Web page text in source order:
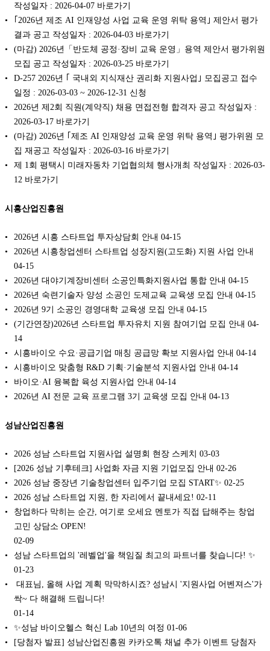
작성일자 : 2026-04-07 바로가기
｢2026년 제조 AI 인재양성 사업 교육 운영 위탁 용역｣ 제안서 평가
결과 공고 작성일자 : 2026-04-03 바로가기
(마감) 2026년「반도체 공정·장비 교육 운영」용역 제안서 평가위원
모집 공고 작성일자 : 2026-03-25 바로가기
D-257 2026년 ｢ 국내외 지식재산 권리화 지원사업｣ 모집공고 접수
일정 : 2026-03-03 ~ 2026-12-31 신청
2026년 제2회 직원(계약직) 채용 면접전형 합격자 공고 작성일자 :
2026-03-17 바로가기
(마감) 2026년 ｢제조 AI 인재양성 교육 운영 위탁 용역｣ 평가위원 모
집 재공고 작성일자 : 2026-03-16 바로가기
제 1회 평택시 미래자동차 기업협의체 행사개최 작성일자 : 2026-03-
12 바로가기
시흥산업진흥원
2026년 시흥 스타트업 투자상담회 안내 04-15
2026년 시흥창업센터 스타트업 성장지원(고도화) 지원 사업 안내
04-15
2026년 대야기계장비센터 소공인특화지원사업 통합 안내 04-15
2026년 숙련기술자 양성 소공인 도제교육 교육생 모집 안내 04-15
2026년 9기 소공인 경영대학 교육생 모집 안내 04-15
(기간연장)2026년 스타트업 투자유치 지원 참여기업 모집 안내 04-
14
시흥바이오 수요·공급기업 매칭 공급망 확보 지원사업 안내 04-14
시흥바이오 맞춤형 R&D 기획·기술분석 지원사업 안내 04-14
바이오·AI 융복합 육성 지원사업 안내 04-14
2026년 AI 전문 교육 프로그램 3기 교육생 모집 안내 04-13
성남산업진흥원
2026 성남 스타트업 지원사업 설명회 현장 스케치 03-03
[2026 성남 기후테크] 사업화 자금 지원 기업모집 안내 02-26
2026 성남 중장년 기술창업센터 입주기업 모집 START✨ 02-25
2026 성남 스타트업 지원, 한 자리에서 끝내세요! 02-11
창업하다 막히는 순간, 여기로 오세요 멘토가 직접 답해주는 창업
고민 상담소 OPEN!
02-09
성남 스타트업의 '레벨업'을 책임질 최고의 파트너를 찾습니다! ✨
01-23
️ 대표님, 올해 사업 계획 막막하시죠? 성남시 '지원사업 어벤져스'가
싹~ 다 해결해 드립니다!
01-14
✨성남 바이오헬스 혁신 Lab 10년의 여정 01-06
[당첨자 발표] 성남산업진흥원 카카오톡 채널 추가 이벤트 당첨자